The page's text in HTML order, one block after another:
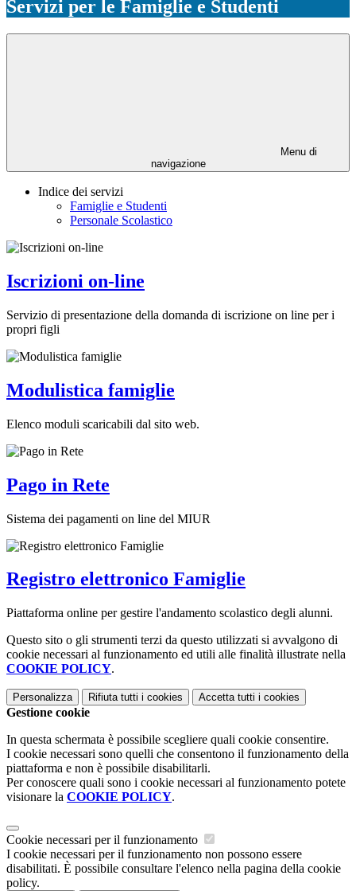
Servizi per le Famiglie e Studenti
Menu di
navigazione
Indice dei servizi
Famiglie e Studenti
Personale Scolastico
Iscrizioni on-line
Servizio di presentazione della domanda di iscrizione on line per i
propri figli
Modulistica famiglie
Elenco moduli scaricabili dal sito web.
Pago in Rete
Sistema dei pagamenti on line del MIUR
Registro elettronico Famiglie
Piattaforma online per gestire l'andamento scolastico degli alunni.
Questo sito o gli strumenti terzi da questo utilizzati si avvalgono di
cookie necessari al funzionamento ed utili alle finalità illustrate nella
COOKIE POLICY.
Personalizza Rifiuta tutti i cookies Accetta tutti i cookies
Gestione cookie
In questa schermata è possibile scegliere quali cookie consentire.
I cookie necessari sono quelli che consentono il funzionamento della
piattaforma e non è possibile disabilitarli.
Per conoscere quali sono i cookie necessari al funzionamento potete
visionare la COOKIE POLICY.
Cookie necessari per il funzionamento
I cookie necessari per il funzionamento non possono essere
disabilitati. È possibile consultare l'elenco nella pagina della cookie
policy.